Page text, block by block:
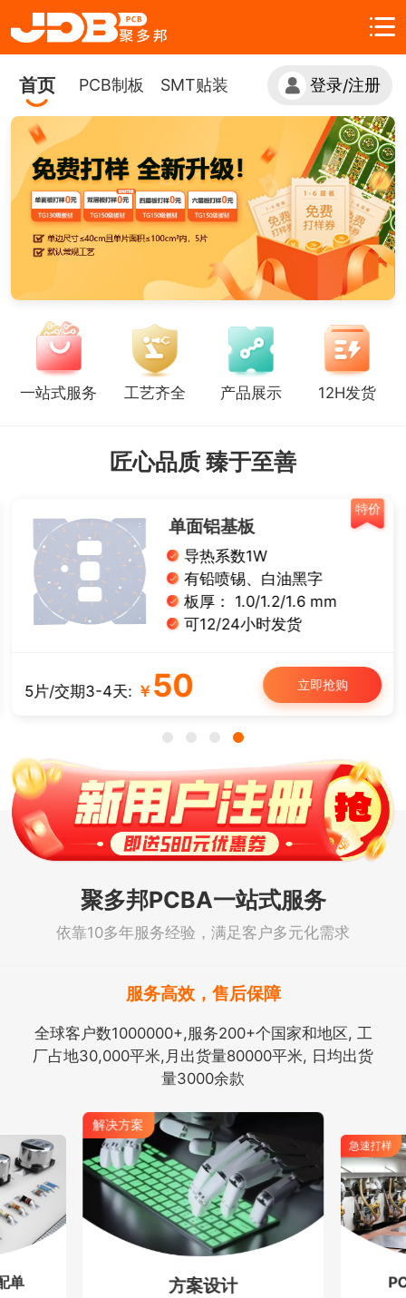
首页 PCB制板 SMT贴装 登录/注册
一站式服务 工艺齐全 产品展示 12H发货
匠心品质 臻于至善
特价
单面铝基板
导热系数1W
有铅喷锡、白油黑字
板厚： 1.0/1.2/1.6 mm
可12/24小时发货
5片/交期3-4天: ￥ 50 立即抢购
聚多邦PCBA一站式服务
依靠10多年服务经验，满足客户多元化需求
服务高效，售后保障
全球客户数1000000+,服务200+个国家和地区, 工
厂占地30,000平米,月出货量80000平米, 日均出货
量3000余款
单
解决方案
方案设计
急速打样